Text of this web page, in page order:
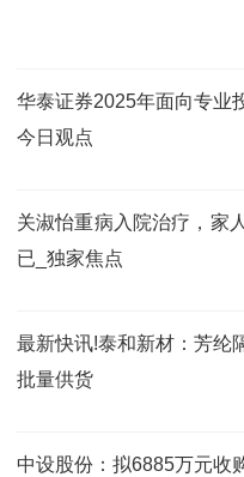
华泰证券2025年面向专业
今日观点
关淑怡重病入院治疗，家
已_独家焦点
最新快讯!泰和新材：芳纶
批量供货
中设股份：拟6885万元收